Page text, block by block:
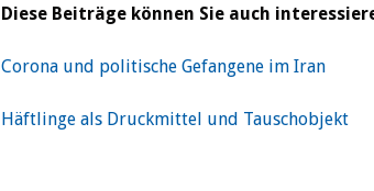
Diese Beiträge können Sie auch
Corona und politische Gefangene im Iran
Häftlinge als Druckmittel und Tauschobjekt